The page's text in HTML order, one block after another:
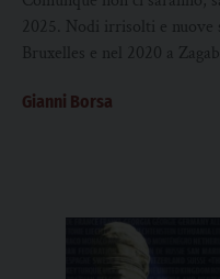
2025. Nodi irrisolti e nuove
Bruxelles e nel 2020 a
Gianni Borsa